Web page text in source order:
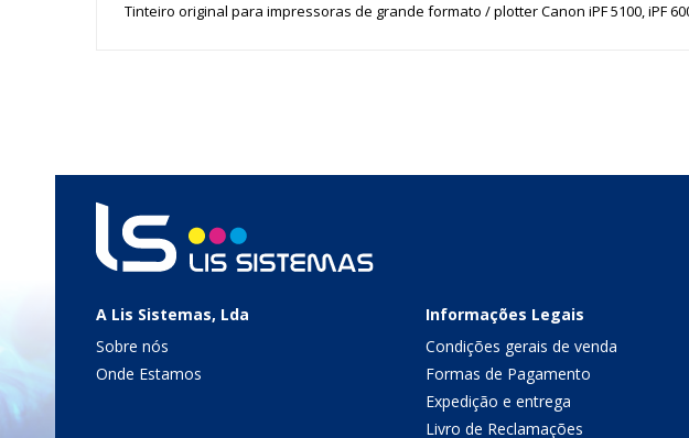
Tinteiro original para impressoras de grande formato / plotter Canon iPF 5100, iPF
A Lis Sistemas, Lda
Sobre nós
Onde Estamos
Informações Legais
Condições gerais de venda
Formas de Pagamento
Expedição e entrega
Livro de Reclamações